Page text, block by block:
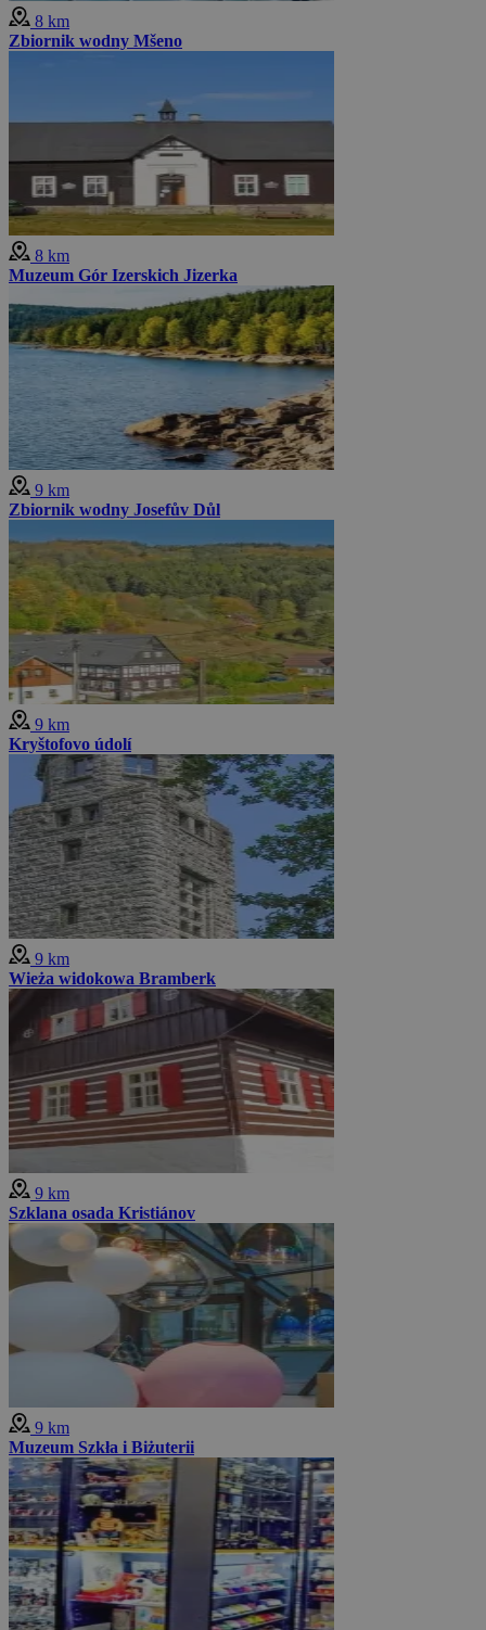
8 km
Zbiornik wodny Mšeno
8 km
Muzeum Gór Izerskich Jizerka
9 km
Zbiornik wodny Josefův Důl
9 km
Kryštofovo údolí
9 km
Wieża widokowa Bramberk
9 km
Szklana osada Kristiánov
9 km
Muzeum Szkła i Biżuterii